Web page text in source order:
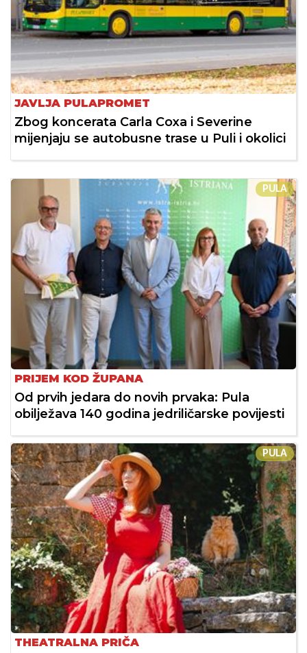
JAVLJA PULAPROMET
Zbog koncerata Carla Coxa i Severine
mijenjaju se autobusne trase u Puli i okolici
PULA
PRIJEM KOD ŽUPANA
Od prvih jedara do novih prvaka: Pula
obilježava 140 godina jedriličarske povijesti
PULA
THEATRALNA PRIČA